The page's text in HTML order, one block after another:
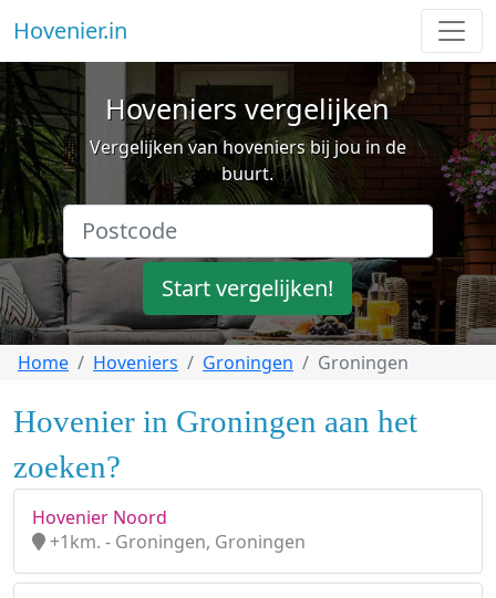
Hovenier.in
Hoveniers vergelijken
Vergelijken van hoveniers bij jou in de
buurt.
Start vergelijken!
Home Hoveniers Groningen Groningen
Hovenier in Groningen aan het
zoeken?
Hovenier Noord
+1km. - Groningen, Groningen